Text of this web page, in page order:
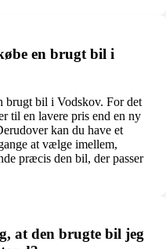
en brugt bil i
brugt bil i Vodskov. For det
til en lavere pris end en ny
kan du have et
at vælge imellem,
præcis den bil, der passer
at den brugte bil jeg